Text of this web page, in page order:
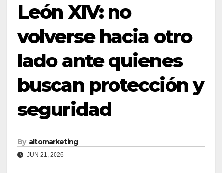
León XIV: no
volverse hacia otro
lado ante quienes
buscan protección y
seguridad
By altomarketing
JUN 21, 2026